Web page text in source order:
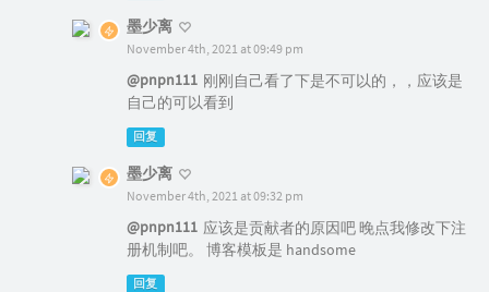
墨少离
November 4th, 2021 at 09:49 pm
@pnpn111 刚刚自己看了下是不可以的，，应该是
自己的可以看到
回复
墨少离
November 4th, 2021 at 09:32 pm
@pnpn111 应该是贡献者的原因吧 晚点我修改下注
册机制吧。 博客模板是 handsome
回复